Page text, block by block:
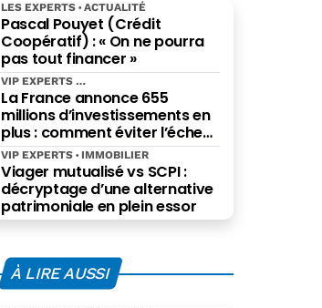
Pascal Pouyet (Crédit
Coopératif) : « On ne pourra
pas tout financer »
LES EXPERTS ACTUALITÉ
La France annonce 655
millions d’investissements en
plus : comment éviter l’échec
des projets à grande échelle ?
VIP EXPERTS
Viager mutualisé vs SCPI :
décryptage d’une alternative
patrimoniale en plein essor
VIP EXPERTS IMMOBILIER
À LIRE AUSSI